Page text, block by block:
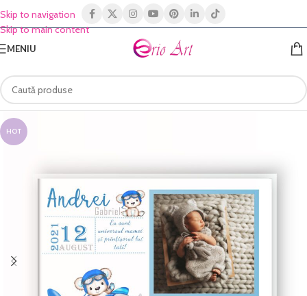
Skip to navigation
Skip to main content
MENIU
HOT